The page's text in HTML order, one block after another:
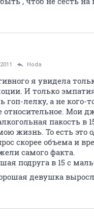
Hoda
я увидела
И только
гоп-лелку, а не кого-
относительное. Мои
пакость в
жизнь. То есть это
скорее объема и
самого факта.
подруга в 15 с
девушка